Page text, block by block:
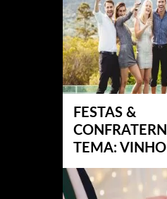
FESTAS &
TEMA: VINHO